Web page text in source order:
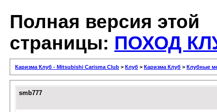
Полная версия этой
страницы: ПОХОД
Каризма Клуб - Mitsubishi Carisma Club > Клуб > Каризма Клуб > Клубные
smb777